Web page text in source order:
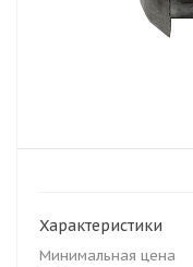
Характеристики
Минимальная цена